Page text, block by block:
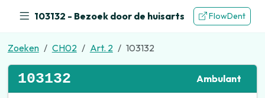
103132 - Bezoek door de huisarts FlowDent
Zoeken CH02 Art. 2 103132
103132 Ambulant